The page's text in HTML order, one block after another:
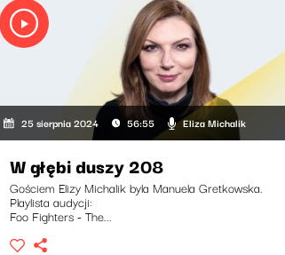
25 sierpnia 2024 56:55 Eliza Michalik
W głębi duszy 208
Gościem Elizy Michalik byla Manuela Gretkowska.
Playlista audycji:
Foo Fighters - The...